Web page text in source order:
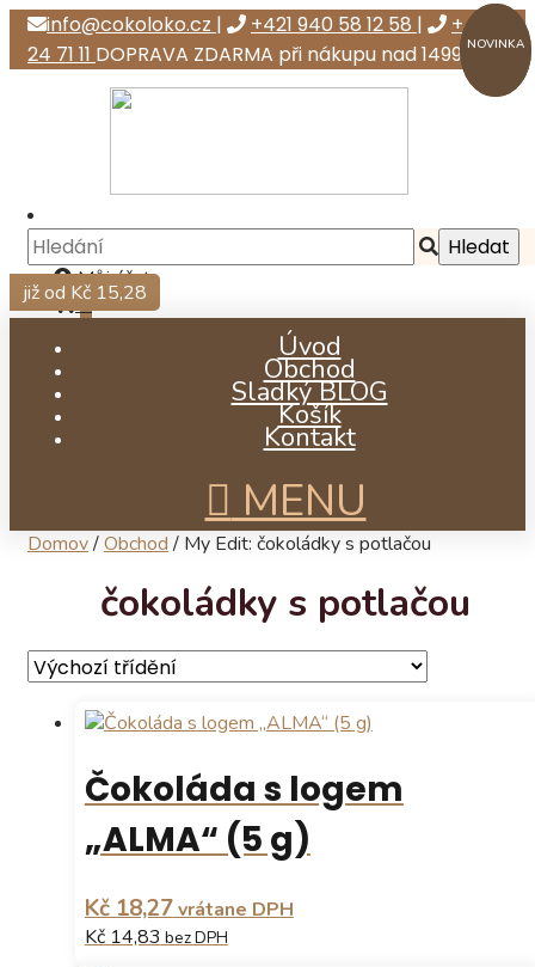
info@cokoloko.cz | +421 940 58 12 58 |
+421 944
24 71 11 DOPRAVA ZDARMA při nákupu nad 1499 Kč
Můj účet
0
Úvod
Obchod
Sladký BLOG
Košík
Kontakt
MENU
Domov/Obchod / My Edit: čokoládky s potlačou
čokoládky s potlačou
NOVINKA
Čokoláda s logem
„ALMA“ (5 g)
Kč 18,27vrátane DPH
Kč 14,83 bez DPH
již od Kč 8,29
NOVINKA
již od Kč 5,25
již od Kč 6,07
již od Kč 15,28